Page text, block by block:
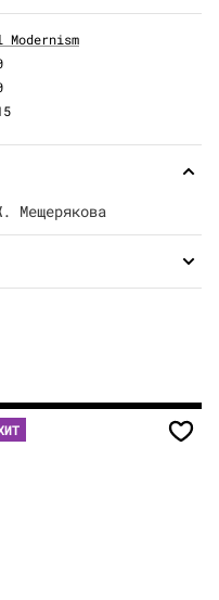
Modernism
Мещерякова